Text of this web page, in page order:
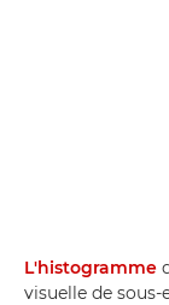
L'histogramme
visuelle de